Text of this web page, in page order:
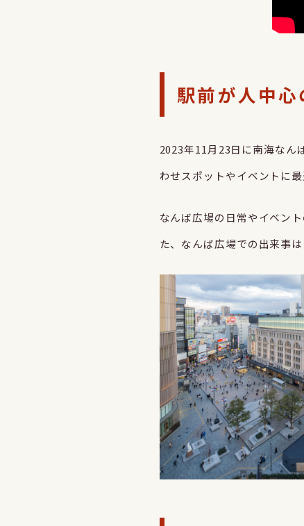
駅前が人中
2023年11月23日に南海なん
わせスポットやイベントに最
なんば広場の日常やイベン
た、なんば広場での出来事